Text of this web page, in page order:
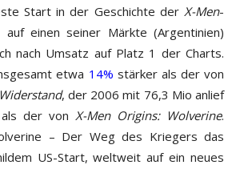
Start in der Geschichte der X-Men-
auf einen seiner Märkte (Argentinien)
nach Umsatz auf Platz 1 der Charts.
etwa 14% stärker als der von
, der 2006 mit 76,3 Mio anlief
der von X-Men Origins: Wolverine.
– Der Weg des Kriegers das
US-Start, weltweit auf ein neues